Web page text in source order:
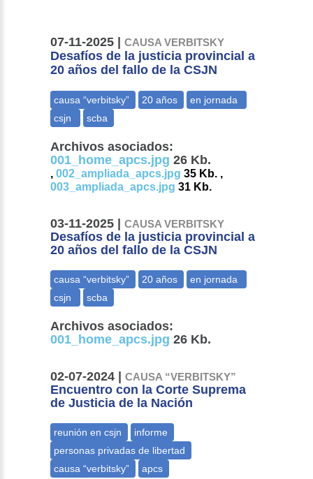
07-11-2025 |CAUSA VERBITSKY
Desafíos de la justicia provincial a
20 años del fallo de la CSJN
Archivos asociados:
001_home_apcs.jpg 26 Kb.
,002_ampliada_apcs.jpg 35 Kb. ,
003_ampliada_apcs.jpg 31 Kb.
03-11-2025 |CAUSA VERBITSKY
Desafíos de la justicia provincial a
20 años del fallo de la CSJN
Archivos asociados:
001_home_apcs.jpg 26 Kb.
02-07-2024 |CAUSA “VERBITSKY”
Encuentro con la Corte Suprema
de Justicia de la Nación